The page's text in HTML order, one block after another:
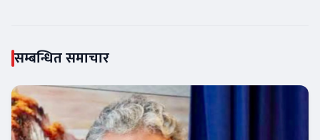
सम्बन्धित समाचार